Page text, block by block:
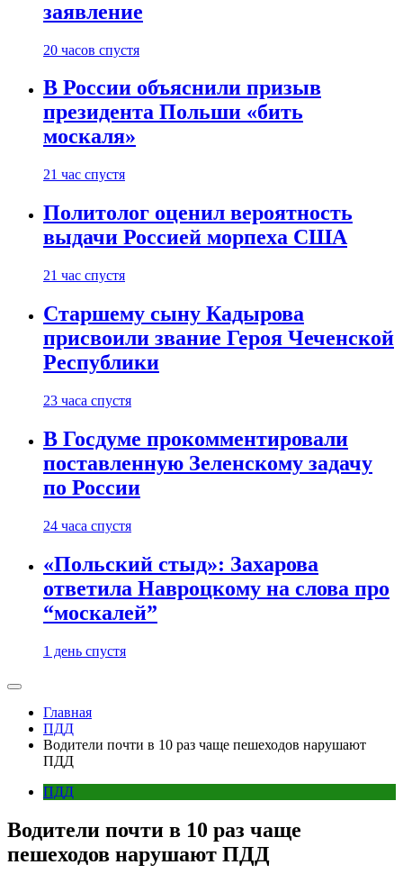
заявление
20 часов спустя
В России объяснили призыв
президента Польши «бить
москаля»
21 час спустя
Политолог оценил вероятность
выдачи Россией морпеха США
21 час спустя
Старшему сыну Кадырова
присвоили звание Героя Чеченской
Республики
23 часа спустя
В Госдуме прокомментировали
поставленную Зеленскому задачу
по России
24 часа спустя
«Польский стыд»: Захарова
ответила Навроцкому на слова про
“москалей”
1 день спустя
Главная
ПДД
Водители почти в 10 раз чаще пешеходов нарушают
ПДД
ПДД
Водители почти в 10 раз чаще
пешеходов нарушают ПДД